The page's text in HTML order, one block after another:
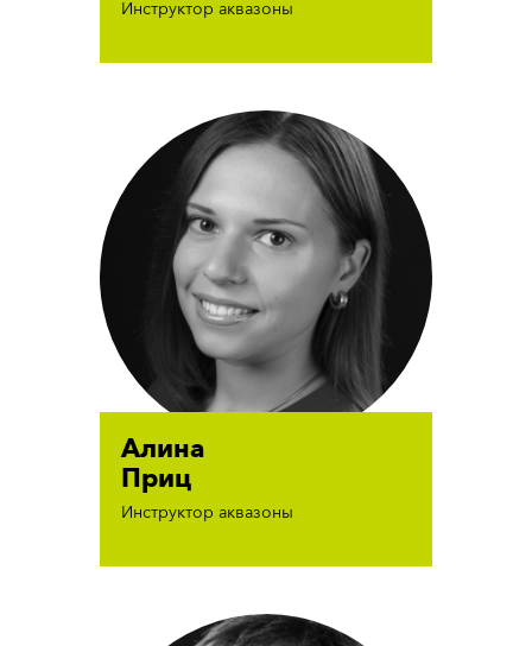
Инструктор аквазоны
Алина
Приц
Инструктор аквазоны